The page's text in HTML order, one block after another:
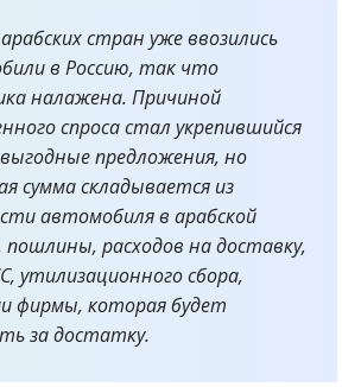
стран уже ввозились
в Россию, так что
налажена. Причиной
спроса стал укрепившийся
предложения, но
сумма складывается из
автомобиля в арабской
пошлины, расходов на доставку,
утилизационного сбора,
фирмы, которая будет
за достатку.